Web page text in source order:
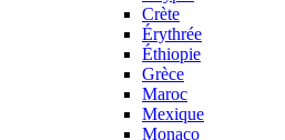
Crète
Érythrée
Éthiopie
Grèce
Maroc
Mexique
Monaco